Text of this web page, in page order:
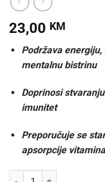
23,00 KM
Podržava
mentalnu bistrinu
Doprinosi
imunitet
Preporučuje se
apsorpcije
PHARMAVITAL